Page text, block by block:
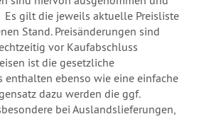
Es gilt die jeweils aktuelle Preisliste
Stand. Preisänderungen sind
vor Kaufabschluss
ist die gesetzliche
enthalten ebenso wie eine einfache
dazu werden die ggf.
bei Auslandslieferungen,